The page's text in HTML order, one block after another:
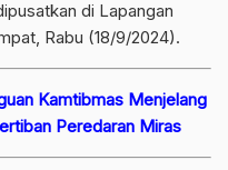
di Lapangan
Rabu (18/9/2024).
Kamtibmas Menjelang
Peredaran Miras